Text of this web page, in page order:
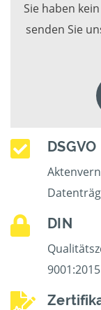
Sie haben
senden Sie
DSGVO
DIN
9001:2015